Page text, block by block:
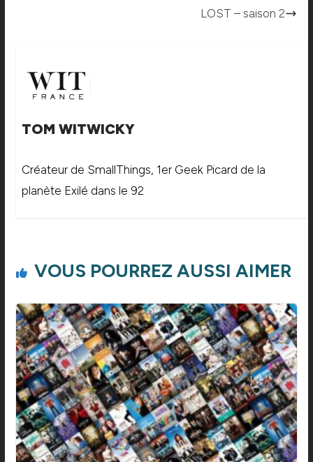
LOST – saison 2
TOM WITWICKY
Créateur de SmallThings, 1er Geek Picard de la
planète Exilé dans le 92
VOUS POURREZ AUSSI AIMER